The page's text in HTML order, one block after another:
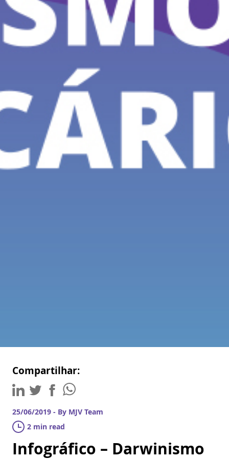
Compartilhar:
25/06/2019 - By MJV Team
2 min read
Infográfico – Darwinismo